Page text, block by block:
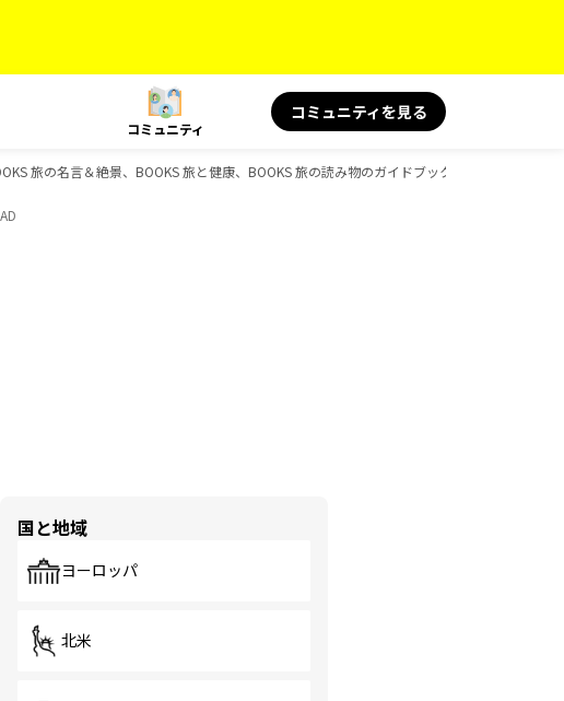
コミュニティ
コミュニティを見る
旅の名言＆絶景、BOOKS 旅と健康、BOOKS 旅の読み物のガイドブック一覧
AD
国と地域
ヨーロッパ
北米